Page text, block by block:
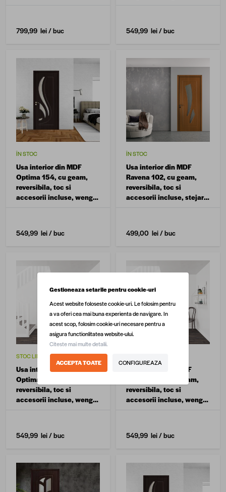
799,99 lei/ buc 549,99 lei/ buc
ÎN STOC
Usa interior din MDF
Optima 154, cu geam,
reversibila, toc si
accesorii incluse, wenge,
549,99 lei/ buc
ÎN STOC
Usa interior din MDF
Ravena 102, cu geam,
reversibila, toc si
accesorii incluse, stejar,
499,00 lei/ buc
STOC LIMITAT
Usa interior din MDF
Optima 063, cu geam,
reversibila, toc si
accesorii incluse, wenge
549,99 lei/ buc
Usa interior din MDF
Optima 063, cu geam,
reversibila, toc si
accesorii incluse, wenge,
549,99 lei/ buc
Gestioneaza setarile pentru cookie-uri
Acest website foloseste cookie-uri. Le folosim pentru
a va oferi cea mai buna experienta de navigare. In
acest scop, folosim cookie-uri necesare pentru a
asigura functionlitatea website-ului.
Citeste mai multe detalii.
ACCEPTA TOATE CONFIGUREAZA